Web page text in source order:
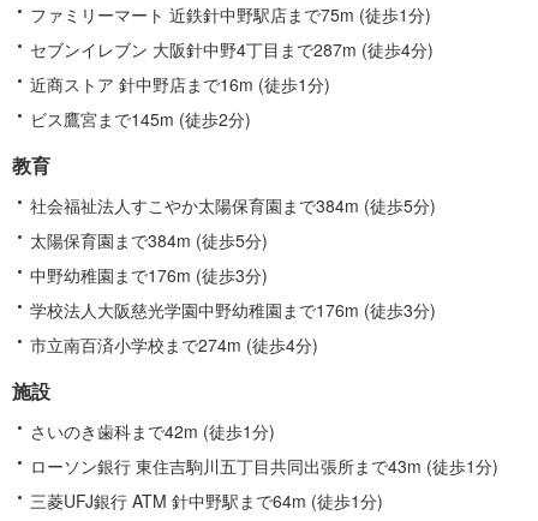
ファミリーマート 近鉄針中野駅店まで75m (徒歩1分)
セブンイレブン 大阪針中野4丁目まで287m (徒歩4分)
近商ストア 針中野店まで16m (徒歩1分)
ビス鷹宮まで145m (徒歩2分)
教育
社会福祉法人すこやか太陽保育園まで384m (徒歩5分)
太陽保育園まで384m (徒歩5分)
中野幼稚園まで176m (徒歩3分)
学校法人大阪慈光学園中野幼稚園まで176m (徒歩3分)
市立南百済小学校まで274m (徒歩4分)
施設
さいのき歯科まで42m (徒歩1分)
ローソン銀行 東住吉駒川五丁目共同出張所まで43m (徒歩1分)
三菱UFJ銀行 ATM 針中野駅まで64m (徒歩1分)